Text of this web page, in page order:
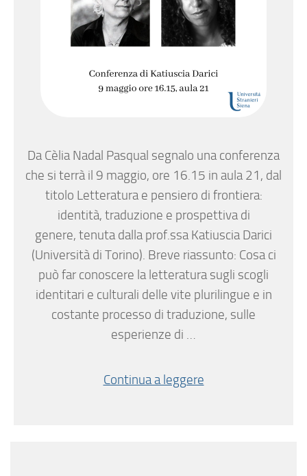
Da Cèlia Nadal Pasqual segnalo una conferenza
che si terrà il 9 maggio, ore 16.15 in aula 21, dal
titolo Letteratura e pensiero di frontiera:
identità, traduzione e prospettiva di
genere, tenuta dalla prof.ssa Katiuscia Darici
(Università di Torino). Breve riassunto: Cosa ci
può far conoscere la letteratura sugli scogli
identitari e culturali delle vite plurilingue e in
costante processo di traduzione, sulle
esperienze di …
Continua a leggere